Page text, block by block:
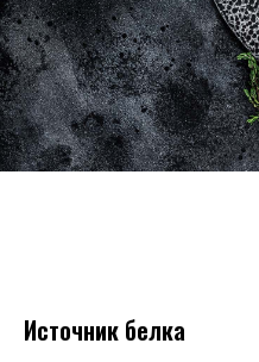
Источник белка